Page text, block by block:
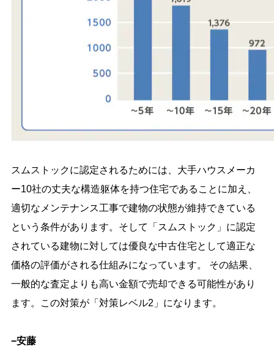
スムストックに認定されるためには、大手ハウスメーカ
ー10社の丈夫な構造躯体を持つ住宅であることに加え、
適切なメンテナンス工事で建物の状態が維持できている
という条件があります。そして「スムストック」に認定
されている建物に対しては優良な中古住宅として適正な
価格の評価がされる仕組みになっています。 その結果、
一般的な査定よりも高い金額で売却できる可能性があり
ます。この対策が「対策レベル2」になります。
−安藤